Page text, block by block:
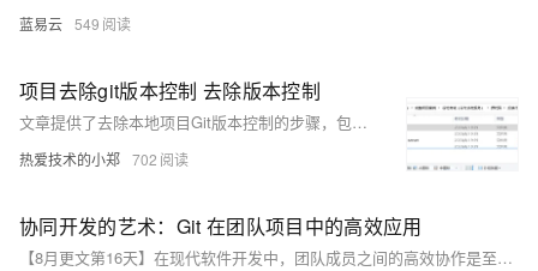
蓝易云 549
项目去除git版本控制 去除版本控制
文章提供了去除本地项目Git版本控制的步骤，包括删除`.git`文件夹和`.idea`目录下的`vcs.xml`文件。
热爱技术的小郑 702
协同开发的艺术：Git 在团队项目中的高效应用
【8月更文第16天】在现代软件开发中，团队成员之间的高效协作是至关重要的。Git 作为一种分布式版本控制系统，为开发者提供了强大的工具来管理代码的变化和协作。本文将介绍如何利用 Git 来优化团队的工作流程，并提供实际操作的代码示例。